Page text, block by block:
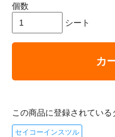
個数
シート
カ
この商品に登録されている
セイコーインスツル